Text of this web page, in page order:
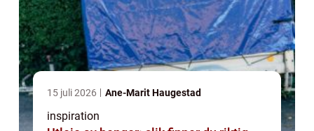
15 juli 2026 Ane-Marit Haugestad
inspiration